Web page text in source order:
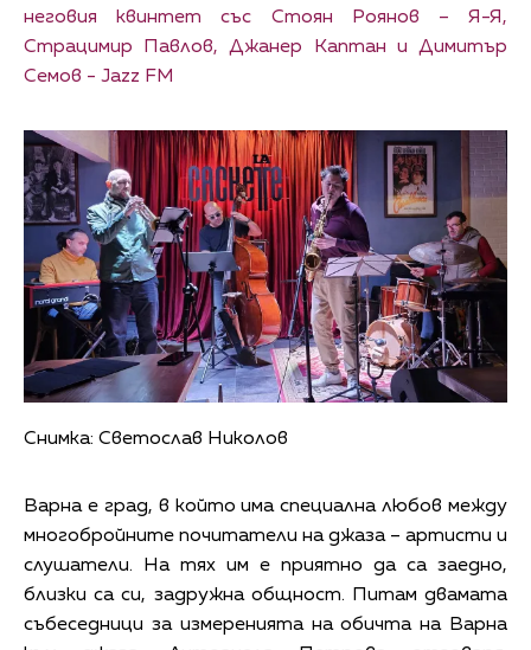
неговия квинтет със Стоян Роянов – Я-Я,
Страцимир Павлов, Джанер Каптан и Димитър
Семов - Jazz FM
Снимка: Светослав Николов
Варна е град, в който има специална любов между
многобройните почитатели на джаза – артисти и
слушатели. На тях им е приятно да са заедно,
близки са си, задружна общност. Питам двамата
събеседници за измеренията на обичта на Варна